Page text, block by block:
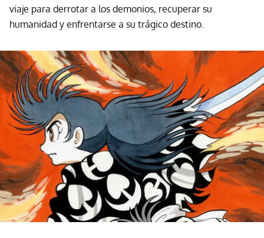
viaje para derrotar a los demonios, recuperar su
humanidad y enfrentarse a su trágico destino.